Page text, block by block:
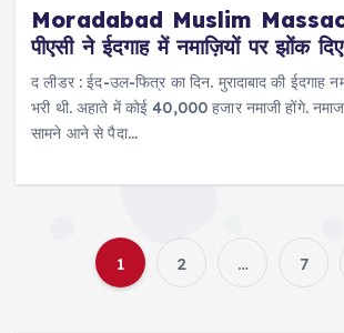
Moradabad Muslim
पीएसी ने ईदगाह में नमाज़ियों पर झोंक
द लीडर : ईद-उल-फित्र का दिन. मुरादाबाद की ईदगाह
भरी थी. अहाते में कोई 40,000 हजार नमाजी होंगे.
सामने आने से पैदा…
P
1 2 … 7